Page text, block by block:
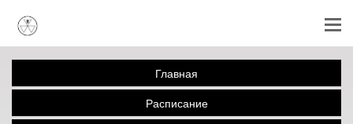
Главная
Расписание